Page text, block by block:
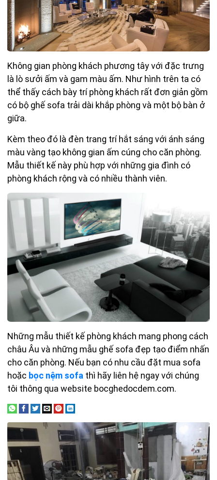
Không gian phòng khách phương tây với đặc trưng
là lò sưởi ấm và gam màu ấm. Như hình trên ta có
thể thấy cách bày trí phòng khách rất đơn giản gồm
có bộ ghế sofa trải dài khắp phòng và một bộ bàn ở
giữa.
Kèm theo đó là đèn trang trí hắt sáng với ánh sáng
màu vàng tạo không gian ấm cúng cho căn phòng.
Mẫu thiết kế này phù hợp với những gia đình có
phòng khách rộng và có nhiều thành viên.
Những mẫu thiết kế phòng khách mang phong cách
châu Âu và những mẫu ghế sofa đẹp tạo điểm nhấn
cho căn phòng. Nếu bạn có nhu cầu đặt mua sofa
hoặc bọc nệm sofa thì hãy liên hệ ngay với chúng
tôi thông qua website bocghedocdem.com.